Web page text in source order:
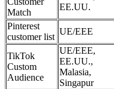
Match
EE.UU.
Pinterest
customer list
UE/EEE
TikTok
Custom
Audience
UE/EEE,
EE.UU.,
Malasia,
Singapur